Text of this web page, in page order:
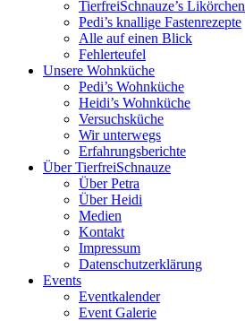
TierfreiSchnauze’s Likörchen
Pedi’s knallige Fastenrezepte
Alle auf einen Blick
Fehlerteufel
Unsere Wohnküche
Pedi’s Wohnküche
Heidi’s Wohnküche
Versuchsküche
Wir unterwegs
Erfahrungsberichte
Über TierfreiSchnauze
Über Petra
Über Heidi
Medien
Kontakt
Impressum
Datenschutzerklärung
Events
Eventkalender
Event Galerie